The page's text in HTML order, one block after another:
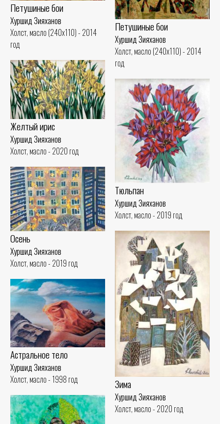
Петушиные бои
Хуршид Зияханов
Холст, масло (240x110) - 2014
год
Петушиные бои
Хуршид Зияханов
Холст, масло (240x110) - 2014
год
Желтый ирис
Хуршид Зияханов
Холст, масло - 2020 год
Тюльпан
Хуршид Зияханов
Холст, масло - 2019 год
Осень
Хуршид Зияханов
Холст, масло - 2019 год
Зима
Хуршид Зияханов
Холст, масло - 2020 год
Астральное тело
Хуршид Зияханов
Холст, масло - 1998 год